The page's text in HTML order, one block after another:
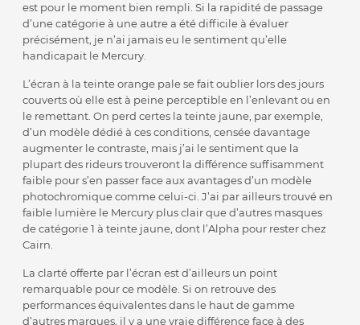
est pour le moment bien rempli. Si la rapidité de passage
d’une catégorie à une autre a été difficile à évaluer
précisément, je n’ai jamais eu le sentiment qu’elle
handicapait le Mercury.
L’écran à la teinte orange pale se fait oublier lors des jours
couverts où elle est à peine perceptible en l’enlevant ou en
le remettant. On perd certes la teinte jaune, par exemple,
d’un modèle dédié à ces conditions, censée davantage
augmenter le contraste, mais j’ai le sentiment que la
plupart des rideurs trouveront la différence suffisamment
faible pour s’en passer face aux avantages d’un modèle
photochromique comme celui-ci. J’ai par ailleurs trouvé en
faible lumière le Mercury plus clair que d’autres masques
de catégorie 1 à teinte jaune, dont l’Alpha pour rester chez
Cairn.
La clarté offerte par l’écran est d’ailleurs un point
remarquable pour ce modèle. Si on retrouve des
performances équivalentes dans le haut de gamme
d’autres marques, il y a une vraie différence face à des